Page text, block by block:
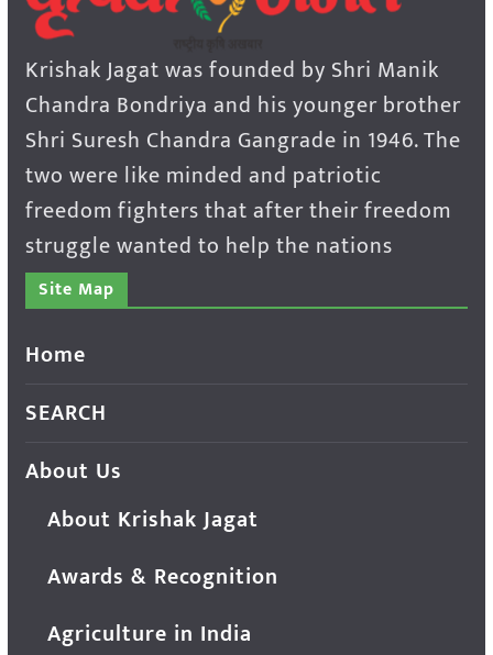
Krishak Jagat was founded by Shri Manik
Chandra Bondriya and his younger brother
Shri Suresh Chandra Gangrade in 1946. The
two were like minded and patriotic
freedom fighters that after their freedom
struggle wanted to help the nations
Site Map
Home
SEARCH
About Us
About Krishak Jagat
Awards & Recognition
Agriculture in India